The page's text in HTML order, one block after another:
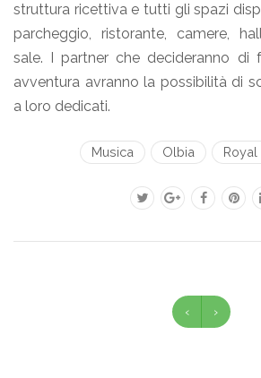
struttura ricettiva e tutti gli spazi
parcheggio, ristorante, camere,
sale. I partner che decideranno di
avventura avranno la possibilità di
a loro dedicati.
Musica Olbia Royal
‹ ›